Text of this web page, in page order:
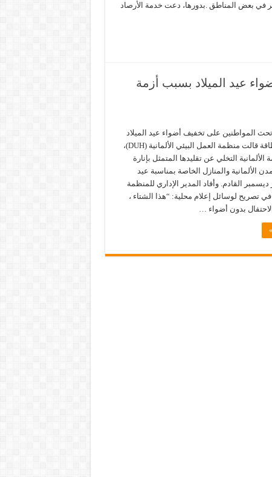
في بعض المناطق .بدورها، دعت خدمة الأرصاد
عيد الميلاد بسبب أزمة
المواطنين على تخفيف أضواء عيد الميلاد
بسبب أزمة الطاقة قالت منظمة العمل البيئي الألمانية (DUH)،
الألمانية التخلي عن تقليدها المتمثل بإنارة
الألمانية والمنازل الخاصة بمناسبة عيد
ديسمبر القادم. وأفاد المدير الإداري للمنظمة
تصريح لوسائل إعلام محلية: “هذا الشتاء ،
بدون أضواء …